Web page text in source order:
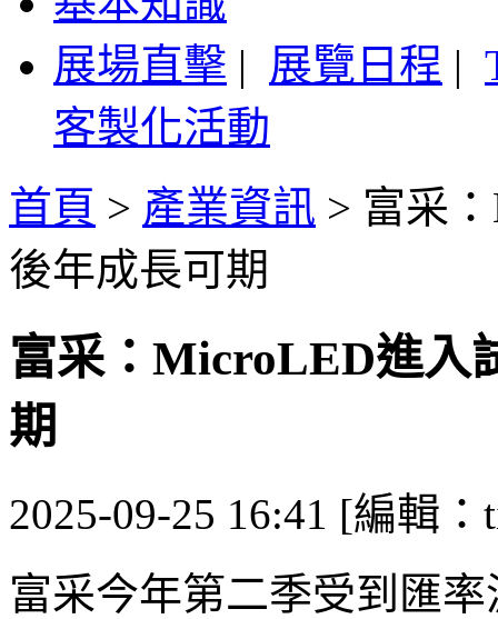
展場直擊 | 展覽日程 |
客製化活動
首頁 > 產業資訊 > 富采
後年成長可期
富采：MicroLED進入
期
2025-09-25 16:41 [編輯：
富采今年第二季受到匯